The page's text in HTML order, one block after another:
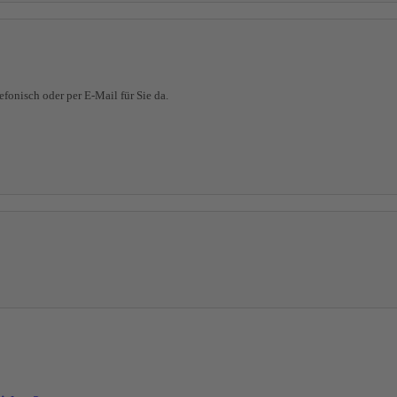
oder per E-Mail für Sie da.